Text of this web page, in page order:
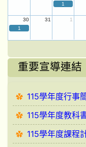
1
30 31 1
1
重要宣導連結
115學年度行事
115學年度教科
115學年度課程